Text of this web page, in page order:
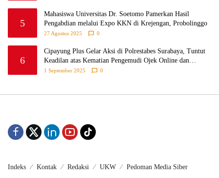
5
Mahasiswa Universitas Dr. Soetomo Pamerkan Hasil
Pengabdian melalui Expo KKN di Krejengan, Probolinggo
27 Agustus 2025 0
6
Cipayung Plus Gelar Aksi di Polrestabes Surabaya, Tuntut
Keadilan atas Kematian Pengemudi Ojek Online dan
Tindakan Represif pada Demonstran
1 September 2025 0
Indeks Kontak Redaksi UKW Pedoman Media Siber